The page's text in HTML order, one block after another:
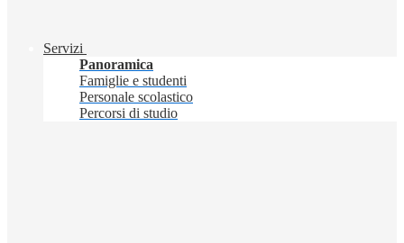
Servizi
Panoramica
Famiglie e studenti
Personale scolastico
Percorsi di studio